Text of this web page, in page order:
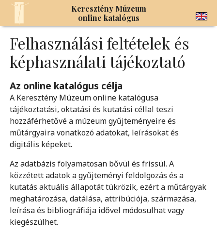
Keresztény Múzeum
online katalógus
Felhasználási feltételek és
képhasználati tájékoztató
Az online katalógus célja
A Keresztény Múzeum online katalógusa
tájékoztatási, oktatási és kutatási céllal teszi
hozzáférhetővé a múzeum gyűjteményeire és
műtárgyaira vonatkozó adatokat, leírásokat és
digitális képeket.
Az adatbázis folyamatosan bővül és frissül. A
közzétett adatok a gyűjteményi feldolgozás és a
kutatás aktuális állapotát tükrözik, ezért a műtárgyak
meghatározása, datálása, attribúciója, származása,
leírása és bibliográfiája idővel módosulhat vagy
kiegészülhet.